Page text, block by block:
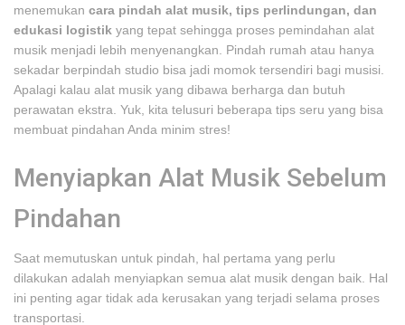
menemukan cara pindah alat musik, tips perlindungan, dan
edukasi logistik yang tepat sehingga proses pemindahan alat
musik menjadi lebih menyenangkan. Pindah rumah atau hanya
sekadar berpindah studio bisa jadi momok tersendiri bagi musisi.
Apalagi kalau alat musik yang dibawa berharga dan butuh
perawatan ekstra. Yuk, kita telusuri beberapa tips seru yang bisa
membuat pindahan Anda minim stres!
Menyiapkan Alat Musik Sebelum
Pindahan
Saat memutuskan untuk pindah, hal pertama yang perlu
dilakukan adalah menyiapkan semua alat musik dengan baik. Hal
ini penting agar tidak ada kerusakan yang terjadi selama proses
transportasi.